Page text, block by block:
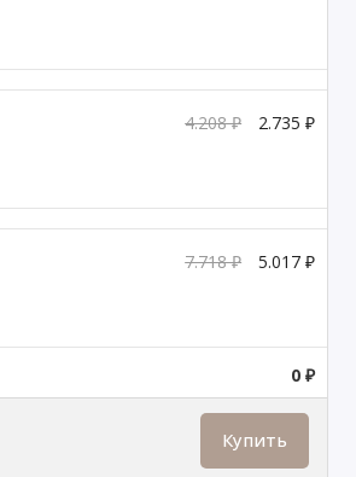
4.208 ₽ 2.735 ₽
7.718 ₽ 5.017 ₽
0 ₽
Купить